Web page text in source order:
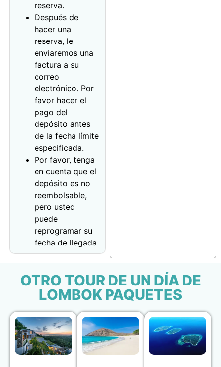
reserva.
Después de
hacer una
reserva, le
enviaremos una
factura a su
correo
electrónico. Por
favor hacer el
pago del
depósito antes
de la fecha límite
especificada.
Por favor, tenga
en cuenta que el
depósito es no
reembolsable,
pero usted
puede
reprogramar su
fecha de llegada.
OTRO TOUR DE UN DÍA DE
LOMBOK PAQUETES